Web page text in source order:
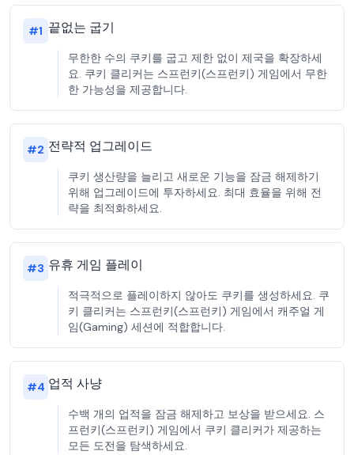
#1 끝없는 굽기
무한한 수의 쿠키를 굽고 제한 없이 제국을 확장하세
요. 쿠키 클리커는 스프런키(스프런키) 게임에서 무한
한 가능성을 제공합니다.
#2 전략적 업그레이드
쿠키 생산량을 늘리고 새로운 기능을 잠금 해제하기
위해 업그레이드에 투자하세요. 최대 효율을 위해 전
략을 최적화하세요.
#3 유휴 게임 플레이
적극적으로 플레이하지 않아도 쿠키를 생성하세요. 쿠
키 클리커는 스프런키(스프런키) 게임에서 캐주얼 게
임(Gaming) 세션에 적합합니다.
#4 업적 사냥
수백 개의 업적을 잠금 해제하고 보상을 받으세요. 스
프런키(스프런키) 게임에서 쿠키 클리커가 제공하는
모든 도전을 탐색하세요.